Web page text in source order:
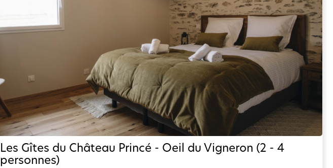
Les Gîtes du Château Princé - Oeil du Vigneron (2 - 4
personnes)